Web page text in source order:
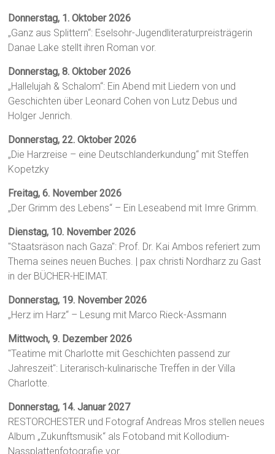
Donnerstag, 1. Oktober 2026
„Ganz aus Splittern“: Eselsohr-Jugendliteraturpreisträgerin
Danae Lake stellt ihren Roman vor.
Donnerstag, 8. Oktober 2026
„Hallelujah & Schalom“: Ein Abend mit Liedern von und
Geschichten über Leonard Cohen von Lutz Debus und
Holger Jenrich.
Donnerstag, 22. Oktober 2026
„Die Harzreise – eine Deutschlanderkundung“ mit Steffen
Kopetzky
Freitag, 6. November 2026
„Der Grimm des Lebens“ – Ein Leseabend mit Imre Grimm.
Dienstag, 10. November 2026
"Staatsräson nach Gaza": Prof. Dr. Kai Ambos referiert zum
Thema seines neuen Buches. | pax christi Nordharz zu Gast
in der BÜCHER-HEIMAT.
Donnerstag, 19. November 2026
„Herz im Harz“ – Lesung mit Marco Rieck-Assmann
Mittwoch, 9. Dezember 2026
"Teatime mit Charlotte mit Geschichten passend zur
Jahreszeit": Literarisch-kulinarische Treffen in der Villa
Charlotte.
Donnerstag, 14. Januar 2027
RESTORCHESTER und Fotograf Andreas Mros stellen neues
Album „Zukunftsmusik“ als Fotoband mit Kollodium-
Nassplattenfotografie vor.